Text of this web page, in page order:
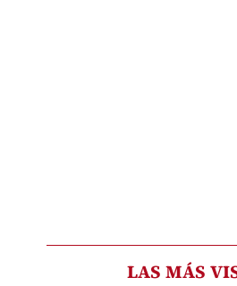
LAS MÁS